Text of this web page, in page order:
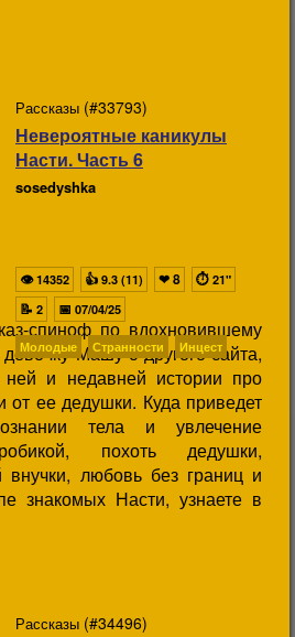
Рассказы (#33793)
Невероятные каникулы
Насти. Часть 6
sosedyshka
спиноф по вдохновившему
Машу с другого сайта,
и недавней истории про
от ее дедушки. Куда приведет
тела и увлечение
похоть дедушки,
внучки, любовь без границ и
знакомых Насти, узнаете в
👁14352 👍 9.3 (11) ❤8 ⏱ 21"
📝 2 📅 07/04/25
Молодые Странности Инцест
Рассказы (#34496)